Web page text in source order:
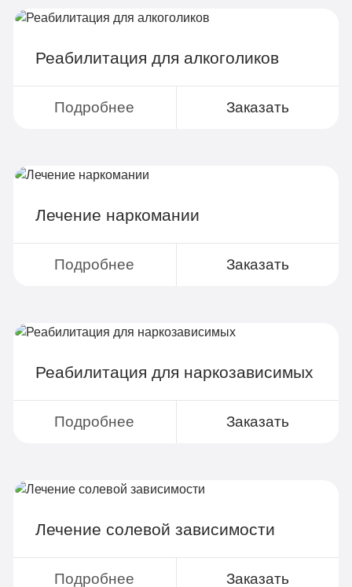
Групповая терапия
Детоксикация
Поддержка родственников
Реабилитация для алкоголиков
Подробнее Заказать
Лечение наркомании
Подробнее Заказать
Реабилитация для наркозависимых
Подробнее Заказать
Лечение солевой зависимости
Подробнее Заказать